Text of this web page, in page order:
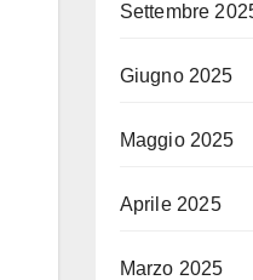
Settembre
Giugno 2025
Maggio 2025
Aprile 2025
Marzo 2025